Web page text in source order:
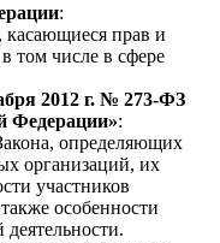
:
прав и
том числе в сфере
2012 г. № 273-ФЗ
Федерации»:
определяющих
организаций, их
участников
особенности
деятельности.